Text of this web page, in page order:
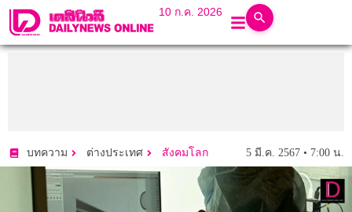
10 ก.ค. 2026
บทความ ต่างประเทศ สังคมโลก 5 มี.ค. 2567 • 7:00 น.